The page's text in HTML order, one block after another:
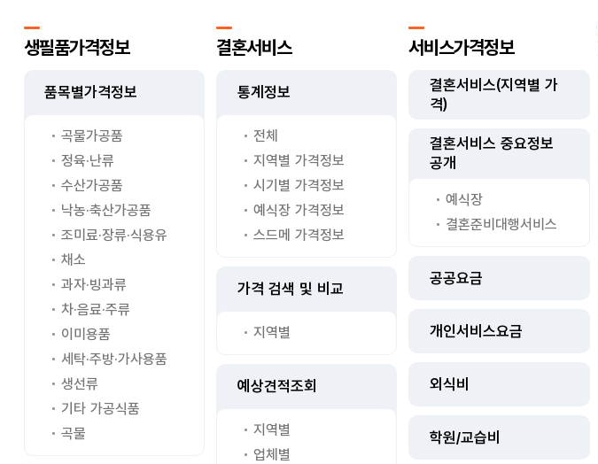
생필품가격정보
품목별가격정보
곡물가공품
정육·난류
수산가공품
낙농·축산가공품
조미료·장류·식용유
채소
과자·빙과류
차·음료·주류
이미용품
세탁·주방·가사용품
생선류
기타 가공식품
곡물
결혼서비스
통계정보
전체
지역별 가격정보
시기별 가격정보
예식장 가격정보
스드메 가격정보
가격 검색 및 비교
지역별
예상견적조회
지역별
업체별
서비스가격정보
결혼서비스(지역별 가
격)
결혼서비스 중요정보
공개
예식장
결혼준비대행서비스
공공요금
개인서비스요금
외식비
학원/교습비